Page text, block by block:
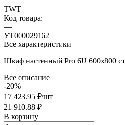
TWT
Код товара:
—
УТ000029162
Все характеристики
Шкаф настенный Pro 6U 600x800
Все описание
-20%
17 423.95 ₽/шт
21 910.88 ₽
В корзину